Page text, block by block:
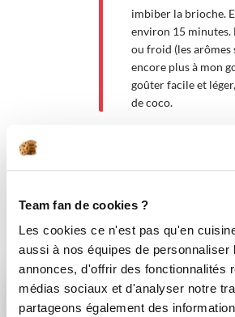
Team fan de cookies ?
Les cookies ce n'est pas qu'en
aussi à nos équipes de personnaliser
annonces, d'offrir des fonctionnalités
médias sociaux et d'analyser notre
partageons également des
imbiber la brioche.
environ 15 minutes.
ou froid (les arômes
encore plus à mon
goûter facile et
de coco.
Vous aimerez aussi ...